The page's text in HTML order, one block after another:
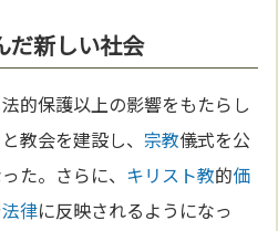
だ新しい社会
的保護以上の影響をもたらし
教会を建設し、 宗教儀式を公
た。さらに、 キリスト教的価
法律に反映されるようになっ